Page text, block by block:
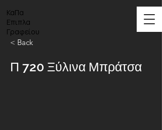
ΚαΠα
Επιπλα
Γραφείου
< Back
Π 720 Ξύλινα Μπράτσα